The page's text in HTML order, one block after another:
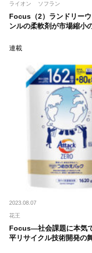
ライオン ソフラン
Focus（2）ランドリー
ンルの柔軟剤が市場縮小
連載
2023.08.07
花王
Focus―社会課題に本気
平リサイクル技術開発の